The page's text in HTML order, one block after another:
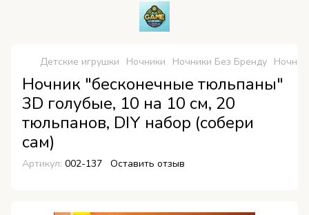
Детские игрушки Ночники Ночники Без Бренду
Ночник "бесконечные тюльпаны"
3D голубые, 10 на 10 см, 20
тюльпанов, DIY набор (собери
сам)
Артикул: 002-137 Оставить отзыв